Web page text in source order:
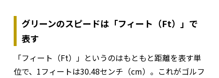
グリーンのスピードは「フィート（Ft）」で
表す
「フィート（Ft）」というのはもともと距離を表す単
位で、1フィートは30.48センチ（cm）。これがゴルフ